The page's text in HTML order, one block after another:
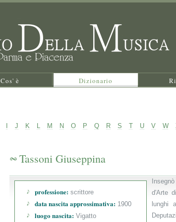
Cos' è Dizionario
J K L M N O P Q R S T U V W
Tassoni Giuseppina
professione: scrittore
data nascita approssimativa: 1900
luogo nascita: Vigatto
d'Arte
lunghi